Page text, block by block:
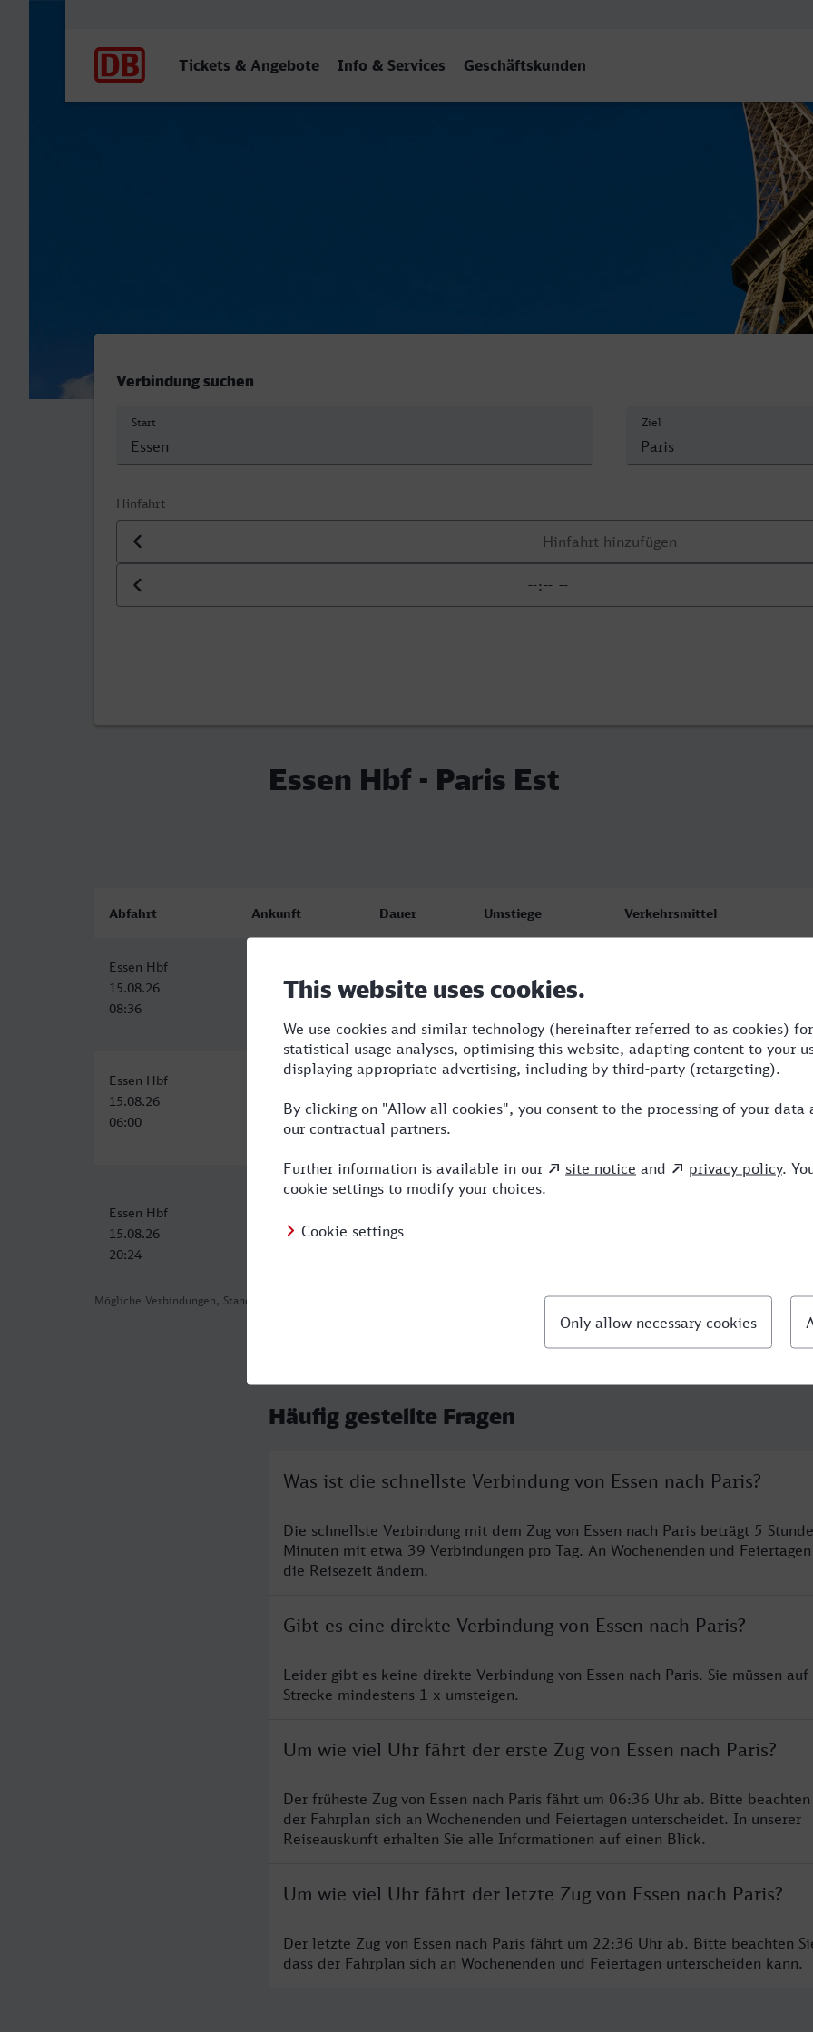
Tickets & Angebote Info & Services Geschäftskunden
Verbindung suchen
Start Ziel
Hinfahrt
Datum der Hinfahrt
Uhrzeit der Hinfahrt
Essen Hbf - Paris Est
Mögliche Verbindungen, Stand: 2026-08-01 02:03
Abfahrt Ankunft Dauer Umstiege Verkehrsmittel
Essen Hbf
15.08.26
08:36
15.08.26
Essen Hbf
15.08.26
06:00
15.08.26
6:35 TGV,ICE
Essen Hbf
15.08.26
20:24
16.08.26
Häufig gestellte Fragen
Was ist die schnellste Verbindung von Essen nach Paris?
Die schnellste Verbindung mit dem Zug von Essen nach Paris beträgt 5
Minuten mit etwa 39 Verbindungen pro Tag. An Wochenenden und
die Reisezeit ändern.
Gibt es eine direkte Verbindung von Essen nach Paris?
Leider gibt es keine direkte Verbindung von Essen nach Paris. Sie müssen
Strecke mindestens 1 x umsteigen.
Um wie viel Uhr fährt der erste Zug von Essen nach Paris?
Der früheste Zug von Essen nach Paris fährt um 06:36 Uhr ab. Bitte beachten
der Fahrplan sich an Wochenenden und Feiertagen unterscheidet. In unserer
Reiseauskunft erhalten Sie alle Informationen auf einen Blick.
Um wie viel Uhr fährt der letzte Zug von Essen nach Paris?
Der letzte Zug von Essen nach Paris fährt um 22:36 Uhr ab. Bitte beachten
dass der Fahrplan sich an Wochenenden und Feiertagen unterscheiden kann.